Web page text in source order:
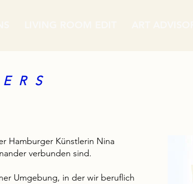
R S
Hamburger Künstlerin Nina
verbunden sind.
Umgebung, in der wir beruflich